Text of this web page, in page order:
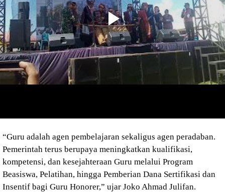
“Guru adalah agen pembelajaran sekaligus agen peradaban.
Pemerintah terus berupaya meningkatkan kualifikasi,
kompetensi, dan kesejahteraan Guru melalui Program
Beasiswa, Pelatihan, hingga Pemberian Dana Sertifikasi dan
Insentif bagi Guru Honorer,” ujar Joko Ahmad Julifan.